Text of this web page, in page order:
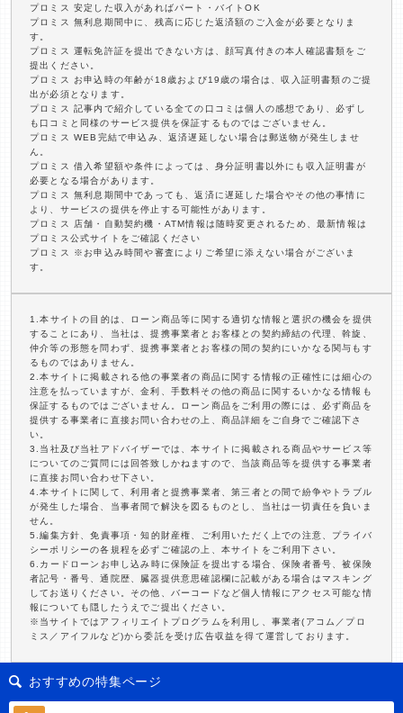
プロミス 安定した収入があればパート・バイトOK
プロミス 無利息期間中に、残高に応じた返済額のご入金が必要となりま
す。
プロミス 運転免許証を提出できない方は、顔写真付きの本人確認書類をご
提出ください。
プロミス お申込時の年齢が18歳および19歳の場合は、収入証明書類のご提
出が必須となります。
プロミス 記事内で紹介している全ての口コミは個人の感想であり、必ずし
も口コミと同様のサービス提供を保証するものではございません。
プロミス WEB完結で申込み、返済遅延しない場合は郵送物が発生しませ
ん。
プロミス 借入希望額や条件によっては、身分証明書以外にも収入証明書が
必要となる場合があります。
プロミス 無利息期間中であっても、返済に遅延した場合やその他の事情に
より、サービスの提供を停止する可能性があります。
プロミス 店舗・自動契約機・ATM情報は随時変更されるため、最新情報は
プロミス公式サイトをご確認ください
プロミス ※お申込み時間や審査によりご希望に添えない場合がございま
す。
1.本サイトの目的は、ローン商品等に関する適切な情報と選択の機会を提供
することにあり、当社は、提携事業者とお客様との契約締結の代理、斡旋、
仲介等の形態を問わず、提携事業者とお客様の間の契約にいかなる関与もす
るものではありません。
2.本サイトに掲載される他の事業者の商品に関する情報の正確性には細心の
注意を払っていますが、金利、手数料その他の商品に関するいかなる情報も
保証するものではございません。ローン商品をご利用の際には、必ず商品を
提供する事業者に直接お問い合わせの上、商品詳細をご自身でご確認下さ
い。
3.当社及び当社アドバイザーでは、本サイトに掲載される商品やサービス等
についてのご質問には回答致しかねますので、当該商品等を提供する事業者
に直接お問い合わせ下さい。
4.本サイトに関して、利用者と提携事業者、第三者との間で紛争やトラブル
が発生した場合、当事者間で解決を図るものとし、当社は一切責任を負いま
せん。
5.編集方針、免責事項・知的財産権、ご利用いただく上での注意、プライバ
シーポリシーの各規程を必ずご確認の上、本サイトをご利用下さい。
6.カードローンお申し込み時に保険証を提出する場合、保険者番号、被保険
者記号・番号、通院歴、臓器提供意思確認欄に記載がある場合はマスキング
してお送りください。その他、バーコードなど個人情報にアクセス可能な情
報についても隠したうえでご提出ください。
※当サイトではアフィリエイトプログラムを利用し、事業者(アコム／プロ
ミス／アイフルなど)から委託を受け広告収益を得て運営しております。
おすすめの特集ページ